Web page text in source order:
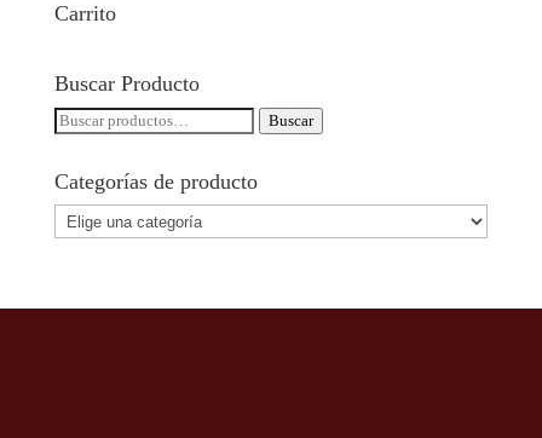
Carrito
Buscar Producto
Buscar
Buscar
Categorías de producto